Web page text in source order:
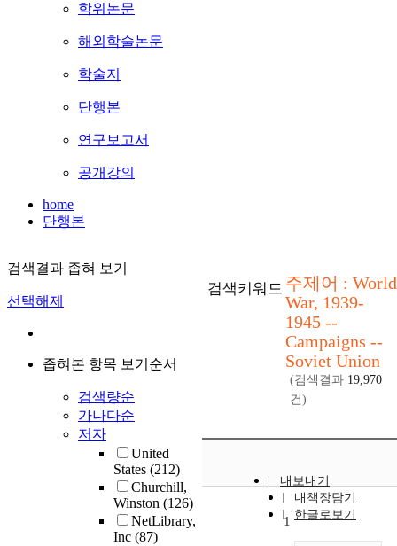
학위논문
해외학술논문
학술지
단행본
연구보고서
공개강의
home
단행본
검색결과 좁혀 보기
선택해제
좁혀본 항목 보기순서
검색량순
가나다순
저자
United
States (212)
Churchill,
Winston (126)
NetLibrary,
Inc (87)
검색키워드 주제어 : World
War, 1939-
1945 --
Campaigns --
Soviet Union
(검색결과 19,970
건)
내보내기
내책장담기
한글로보기
1